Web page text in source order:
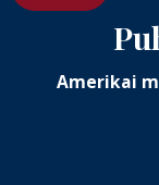
Amerikai